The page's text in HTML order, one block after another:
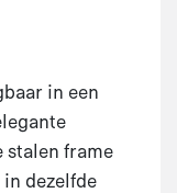
in een
stalen frame
dezelfde